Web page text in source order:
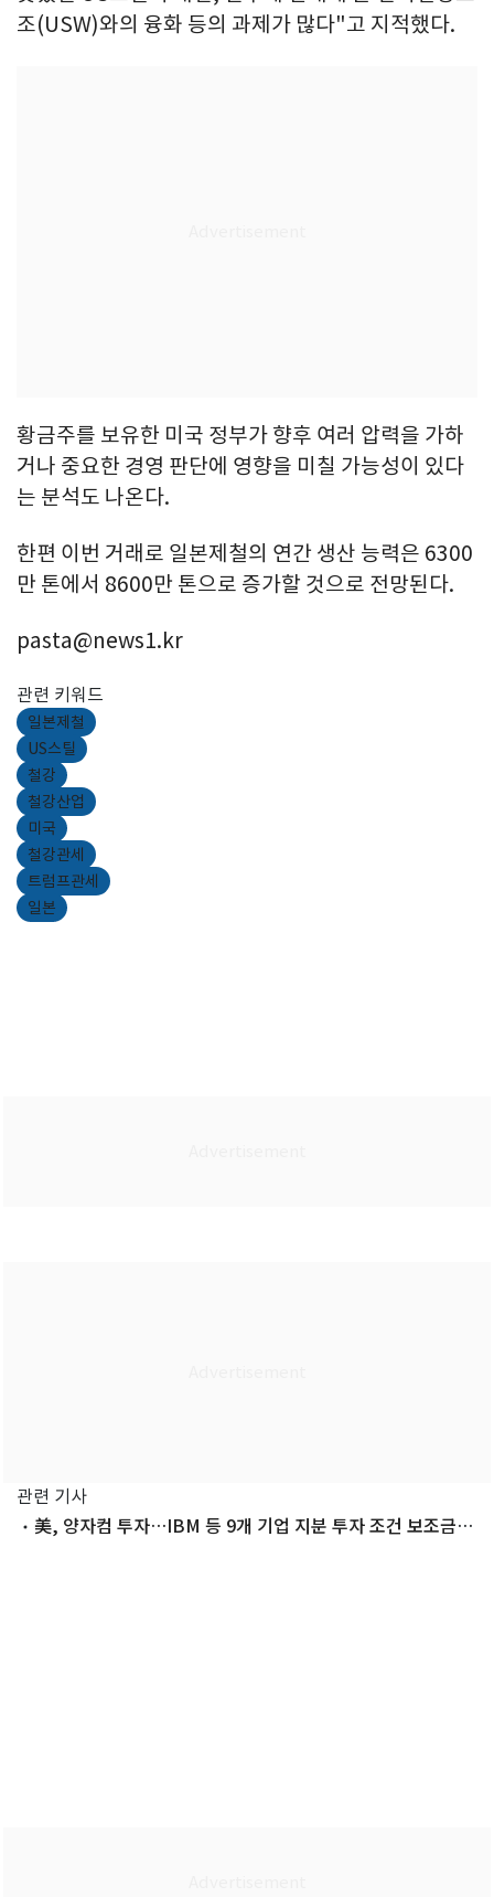
조(USW)와의 융화 등의 과제가 많다"고 지적했다.
황금주를 보유한 미국 정부가 향후 여러 압력을 가하
거나 중요한 경영 판단에 영향을 미칠 가능성이 있다
는 분석도 나온다.
한편 이번 거래로 일본제철의 연간 생산 능력은 6300
만 톤에서 8600만 톤으로 증가할 것으로 전망된다.
pasta@news1.kr
관련 키워드
일본제철
US스틸
철강
철강산업
미국
철강관세
트럼프관세
일본
관련 기사
美, 양자컴 투자…IBM 등 9개 기업 지분 투자 조건 보조금